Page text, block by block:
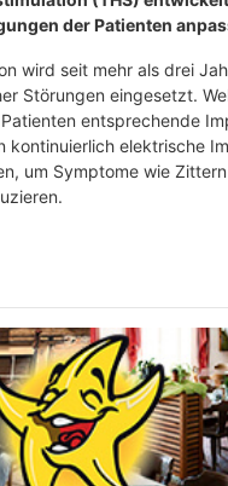
der Patienten
wird seit mehr als drei
Störungen eingesetzt.
entsprechende
kontinuierlich elektrische
um Symptome wie